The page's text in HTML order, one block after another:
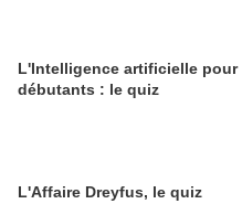
L'Intelligence artificielle pour
débutants : le quiz
L'Affaire Dreyfus, le quiz